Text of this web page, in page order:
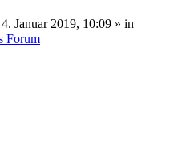
Januar 2019, 10:09 » in
Forum